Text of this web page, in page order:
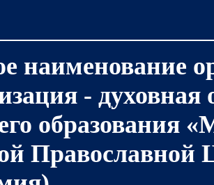
наименование
- духовная
образования
Православной